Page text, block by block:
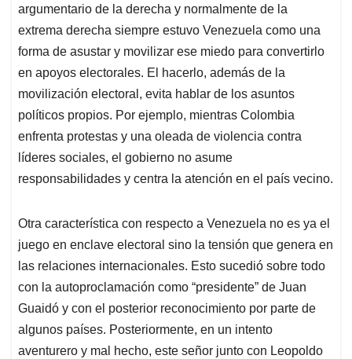
argumentario de la derecha y normalmente de la
extrema derecha siempre estuvo Venezuela como una
forma de asustar y movilizar ese miedo para convertirlo
en apoyos electorales. El hacerlo, además de la
movilización electoral, evita hablar de los asuntos
políticos propios. Por ejemplo, mientras Colombia
enfrenta protestas y una oleada de violencia contra
líderes sociales, el gobierno no asume
responsabilidades y centra la atención en el país vecino.
Otra característica con respecto a Venezuela no es ya el
juego en enclave electoral sino la tensión que genera en
las relaciones internacionales. Esto sucedió sobre todo
con la autoproclamación como “presidente” de Juan
Guaidó y con el posterior reconocimiento por parte de
algunos países. Posteriormente, en un intento
aventurero y mal hecho, este señor junto con Leopoldo